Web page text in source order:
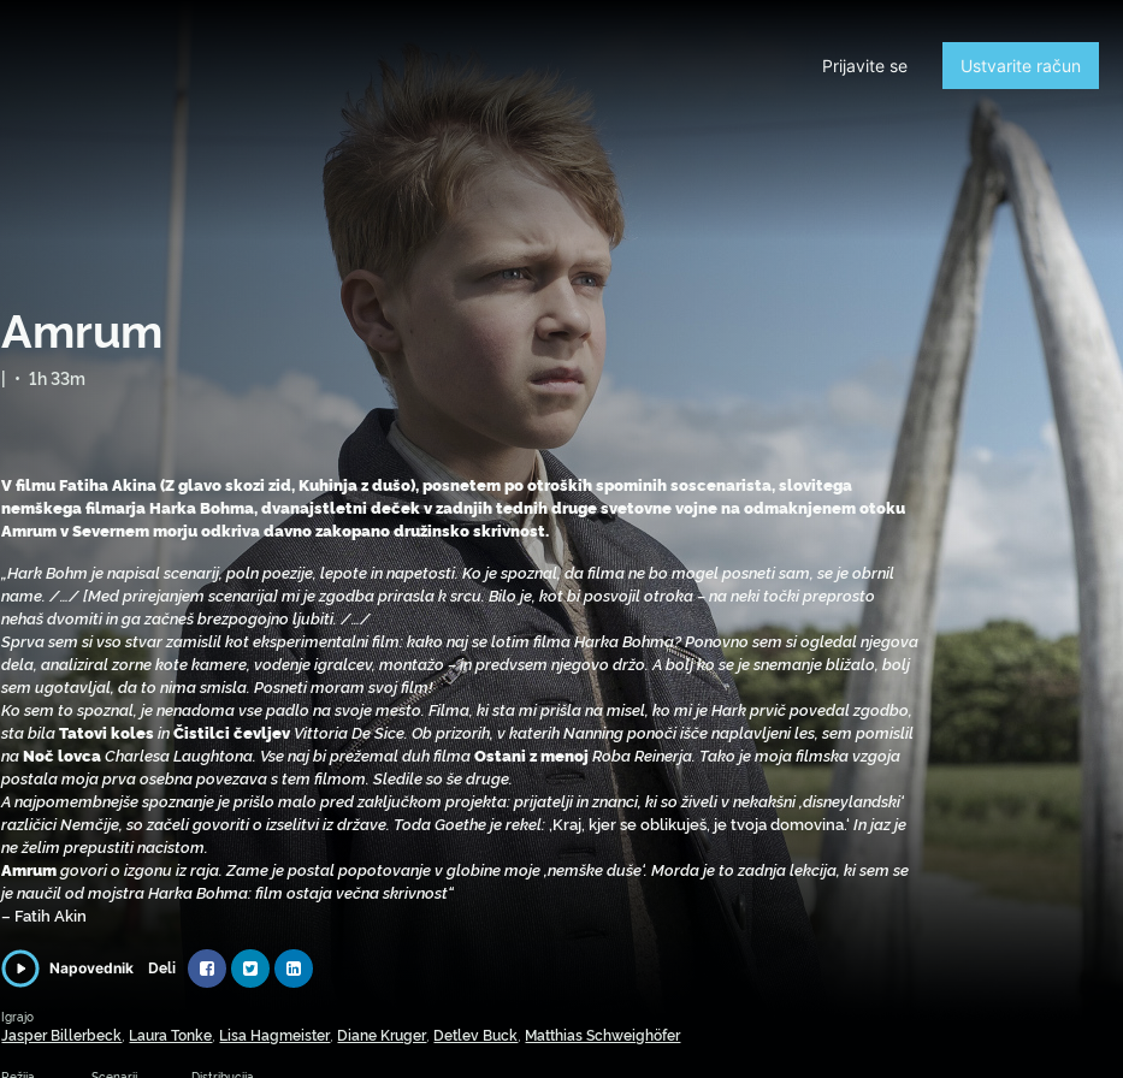
Prijavite se Ustvarite račun
Amrum
| • 1h 33m
V filmu Fatiha Akina (Z glavo skozi zid, Kuhinja z dušo), posnetem po otroških spominih soscenarista, slovitega
nemškega filmarja Harka Bohma, dvanajstletni deček v zadnjih tednih druge svetovne vojne na odmaknjenem otoku
Amrum v Severnem morju odkriva davno zakopano družinsko skrivnost.
„Hark Bohm je napisal scenarij, poln poezije, lepote in napetosti. Ko je spoznal, da filma ne bo mogel posneti sam, se je obrnil
name. /…/ [Med prirejanjem scenarija] mi je zgodba prirasla k srcu. Bilo je, kot bi posvojil otroka – na neki točki preprosto
nehaš dvomiti in ga začneš brezpogojno ljubiti. /…/
Sprva sem si vso stvar zamislil kot eksperimentalni film: kako naj se lotim filma Harka Bohma? Ponovno sem si ogledal njegova
dela, analiziral zorne kote kamere, vodenje igralcev, montažo – in predvsem njegovo držo. A bolj ko se je snemanje bližalo, bolj
sem ugotavljal, da to nima smisla. Posneti moram svoj film!
Ko sem to spoznal, je nenadoma vse padlo na svoje mesto. Filma, ki sta mi prišla na misel, ko mi je Hark prvič povedal zgodbo,
sta bilaTatovi koles inČistilci čevljevVittoria De Sice. Ob prizorih, v katerih Nanning ponoči išče naplavljeni les, sem pomislil
naNoč lovcaCharlesa Laughtona. Vse naj bi prežemal duh filmaOstani z menojRoba Reinerja. Tako je moja filmska vzgoja
postala moja prva osebna povezava s tem filmom. Sledile so še druge.
A najpomembnejše spoznanje je prišlo malo pred zaključkom projekta: prijatelji in znanci, ki so živeli v nekakšni ‚disneylandski‘
različici Nemčije, so začeli govoriti o izselitvi iz države. Toda Goethe je rekel:‚Kraj, kjer se oblikuješ, je tvoja domovina.‘In jaz je
ne želim prepustiti nacistom.
Amrumgovori o izgonu iz raja. Zame je postal popotovanje v globine moje ‚nemške duše‘. Morda je to zadnja lekcija, ki sem se
je naučil od mojstra Harka Bohma: film ostaja večna skrivnost“
– Fatih Akin
Napovednik Deli
Igrajo
Jasper Billerbeck Laura Tonke Lisa Hagmeister, Diane Kruger, Detlev Buck Matthias Schweighöfer